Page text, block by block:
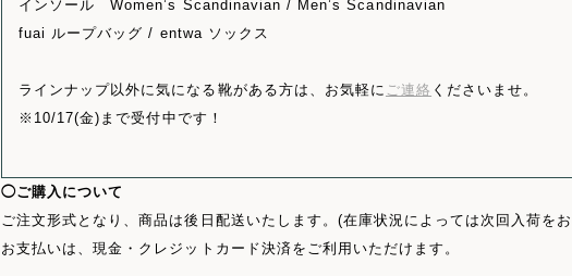
インソール Women’s Scandinavian / Men’s Scandinavian
fuai ループバッグ / entwa ソックス
ラインナップ以外に気になる靴がある方は、お気軽に ご連絡 くださいませ。
※10/17(金)まで受付中です！
◯ご購入について
ご注文形式となり、商品は後日配送いたします。(在庫状況によっては次回入荷を
お支払いは、現金・クレジットカード決済をご利用いただけます。